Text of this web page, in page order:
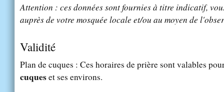
Attention : ces données sont fournies à titre indicatif,
auprès de votre mosquée locale et/ou au moyen de
Validité
Plan de cuques : Ces horaires de prière sont valables
cuqueset ses environs.